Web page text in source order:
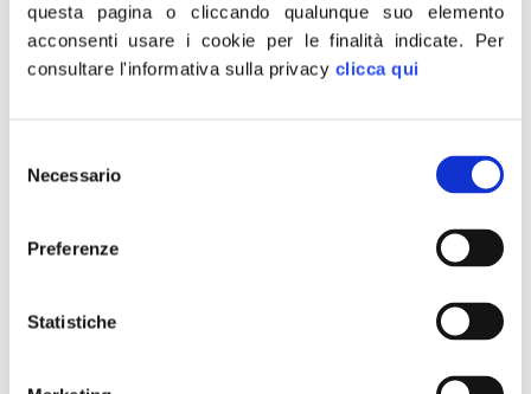
questa pagina o cliccando qualunque suo elemento
acconsenti usare i cookie per le finalità indicate. Per
consultare l'informativa sulla privacy clicca qui
delNecessario
Preferenze
Statistiche
sul diritto d’autore idonee per l’era digitale andava fatto
. Se questo accordo andrà a tutelare le diverse